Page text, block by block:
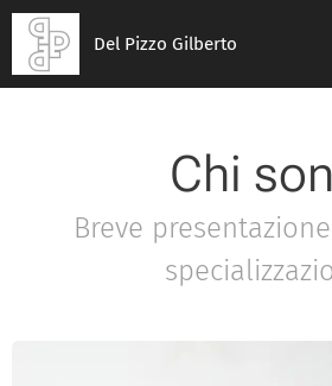
Del Pizzo Gilberto
Chi
Breve